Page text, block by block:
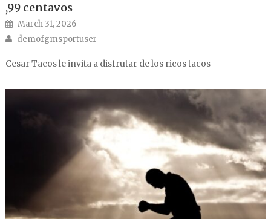
,99 centavos
Posted on
March 31, 2026
Author
demofgmsportuser
Cesar Tacos le invita a disfrutar de los ricos tacos